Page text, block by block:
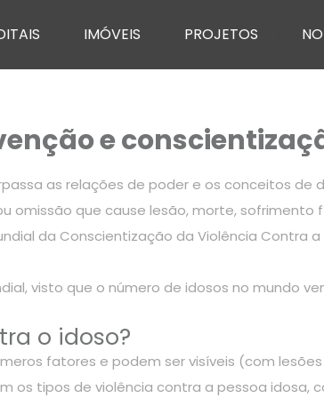
IMÓVEIS PROJETOS
e
as relações de poder e os conceitos
omissão que cause lesão, morte, sofrimento
da Conscientização da Violência Contra
visto que o número de idosos no mundo
o idoso?
fatores e podem ser visíveis (com
os tipos de violência contra a pessoa idosa,